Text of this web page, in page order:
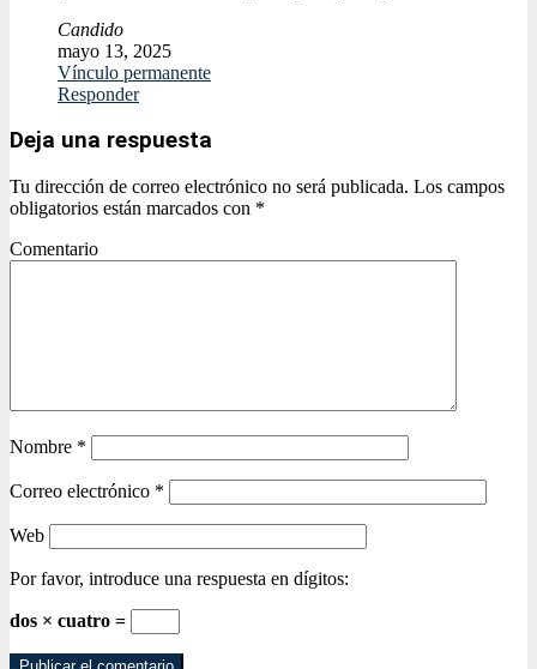
Candido
mayo 13, 2025
Vínculo permanente
Responder
Deja una respuesta
Tu dirección de correo electrónico no será publicada. Los campos
obligatorios están marcados con *
Comentario
Nombre *
Correo electrónico *
Web
Por favor, introduce una respuesta en dígitos:
dos × cuatro =